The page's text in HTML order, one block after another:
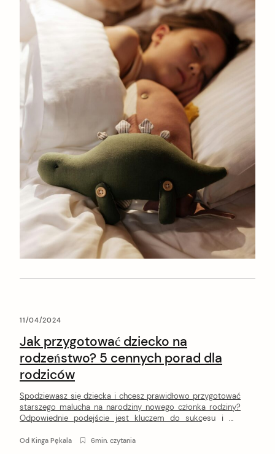
11/04/2024
Jak przygotować dziecko na
rodzeństwo? 5 cennych porad dla
rodziców
Spodziewasz się dziecka i chcesz prawidłowo przygotować
starszego malucha na narodziny nowego członka rodziny?
Odpowiednie podejście jest kluczem do sukcesu i ma
tym artykule dowiesz się, jak przygotować dziecko na
Od Kinga Pękala 6min. czytania